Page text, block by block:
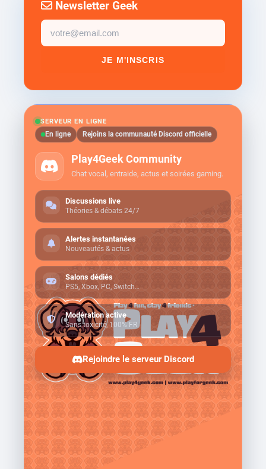
Newsletter Geek
Email
newsletter
JE M'INSCRIS
SERVEUR EN LIGNE
En ligne Rejoins la communauté Discord officielle
Play4Geek Community
Chat vocal, entraide, actus et soirées gaming.
Discussions live
Théories & débats 24/7
Alertes instantanées
Nouveautés & actus
Salons dédiés
PS5, Xbox, PC, Switch…
Modération active
Sans toxicité, 100% FR
Rejoindre le serveur Discord